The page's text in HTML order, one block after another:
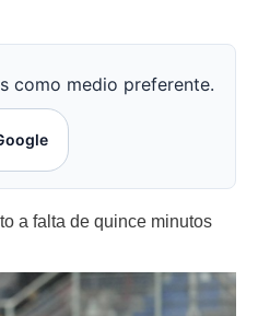
como medio preferente.
a falta de quince minutos